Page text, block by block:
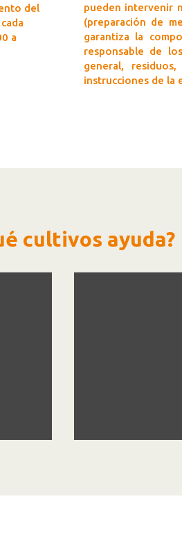
del
a
pueden intervenir
(preparación de
garantiza la
responsable de
general,
instrucciones de la
cultivos ayuda?